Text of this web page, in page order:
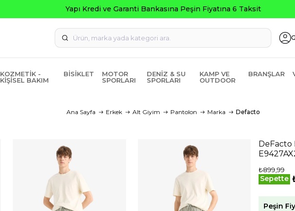
Yapı Kredi ve Garanti Bankasına Peşin Fiyatına 6 Taksit
KOZMETIK -
KIŞISEL BAKIM
BISIKLET
MOTOR
SPORLARI
DENIZ & SU
SPORLARI
KAMP VE
OUTDOOR
BRANŞLAR
Ana Sayfa Erkek Alt Giyim Pantolon Marka Defacto
₺899,99
Sepette
Peşin